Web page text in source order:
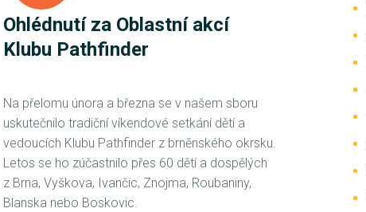
Ohlédnutí za Oblastní akcí
Klubu Pathfinder
Na přelomu února a března se v našem sboru
uskutečnilo tradiční víkendové setkání dětí a
vedoucích Klubu Pathfinder z brněnského okrsku.
Letos se ho zúčastnilo přes 60 dětí a dospělých
z Brna, Vyškova, Ivančic, Znojma, Roubaniny,
Blanska nebo Boskovic.